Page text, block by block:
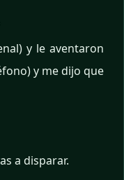
y le aventaron
y me dijo que
a disparar.